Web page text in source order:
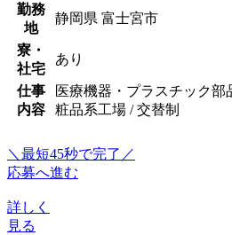
勤務
地
静岡県 富士宮市
寮・
社宅
あり
仕事
内容
医療機器・プラスチック部
粧品系工場 / 交替制
＼最短45秒で完了／
応募へ進む
詳しく
見る